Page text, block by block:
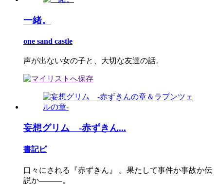
一緒。
one sand castle
声が出ない女の子と、大切な友達の話。
妄想グリム -赤ずきん...
書記ピ
口々にされる『赤ずきん』 。果たして事件か事故か伝
説か―――。